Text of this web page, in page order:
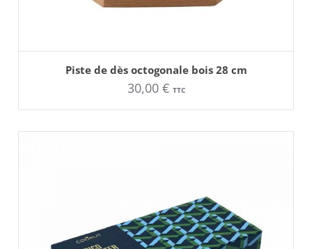
Piste de dès octogonale bois 28 cm
30,00 € TTC